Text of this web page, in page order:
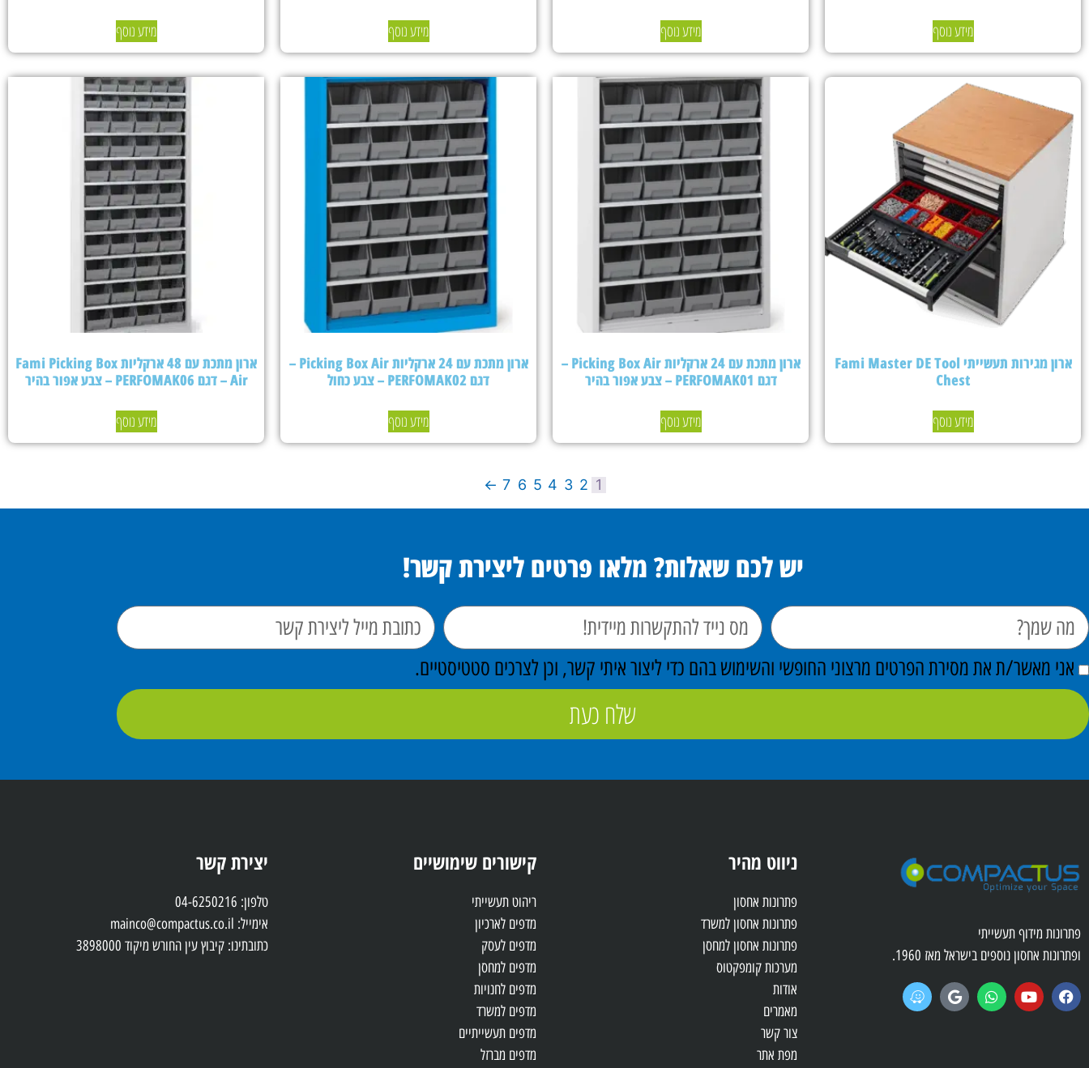
מידע נוסף מידע נוסף מידע נוסף מידע נוסף
ארון מגירות תעשייתי Fami Master DE Tool
Chest
מידע נוסף
ארון מתכת עם 24 ארקליות Picking Box Air –
דגם PERFOMAK01 – צבע אפור בהיר
מידע נוסף
ארון מתכת עם 24 ארקליות Picking Box Air –
דגם PERFOMAK02 – צבע כחול
מידע נוסף
ארון מתכת עם 48 ארקליות Fami Picking Box
Air – דגם PERFOMAK06 – צבע אפור בהיר
מידע נוסף
1
2
3
4
5
6
7
←
יש לכם שאלות? מלאו פרטים ליצירת קשר!
אני מאשר/ת את מסירת הפרטים מרצוני החופשי והשימוש בהם כדי ליצור איתי קשר, וכן לצרכים סטטיסטיים.
שלח כעת
פתרונות מידוף תעשייתי
ופתרונות אחסון נוספים בישראל מאז 1960.
ניווט מהיר
פתרונות אחסון
פתרונות אחסון למשרד
פתרונות אחסון למחסן
מערכות קומפקטוס
אודות
מאמרים
צור קשר
מפת אתר
קישורים שימושיים
ריהוט תעשייתי
מדפים לארכיון
מדפים לעסק
מדפים למחסן
מדפים לחנויות
מדפים למשרד
מדפים תעשייתיים
מדפים מברזל
יצירת קשר
טלפון: 04-6250216
אימייל: mainco@compactus.co.il
כתובתינו: קיבוץ עין החורש מיקוד 3898000